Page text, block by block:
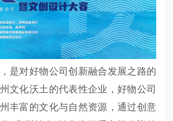
对好物公司创新融合发展之路的
文化沃土的代表性企业，好物公司
丰富的文化与自然资源，通过创意